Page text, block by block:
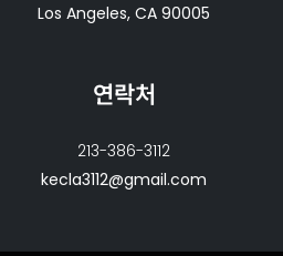
Los Angeles, CA 90005
연락처
213-386-3112
kecla3112@gmail.com